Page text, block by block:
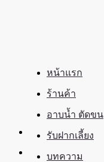
หน้าแรก
ร้านค้า
อาบน้ำ ตัดขน
รับฝากเลี้ยง
บทความ